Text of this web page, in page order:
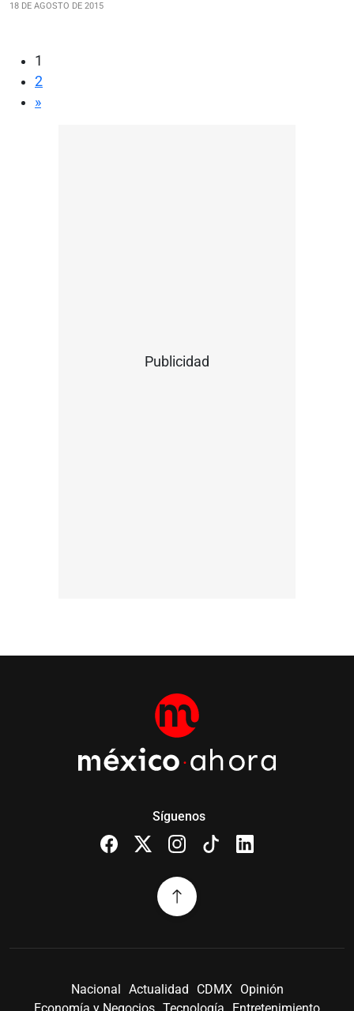
18 DE AGOSTO DE 2015
1
2
»
Publicidad
Síguenos
Nacional Actualidad CDMX
Opinión